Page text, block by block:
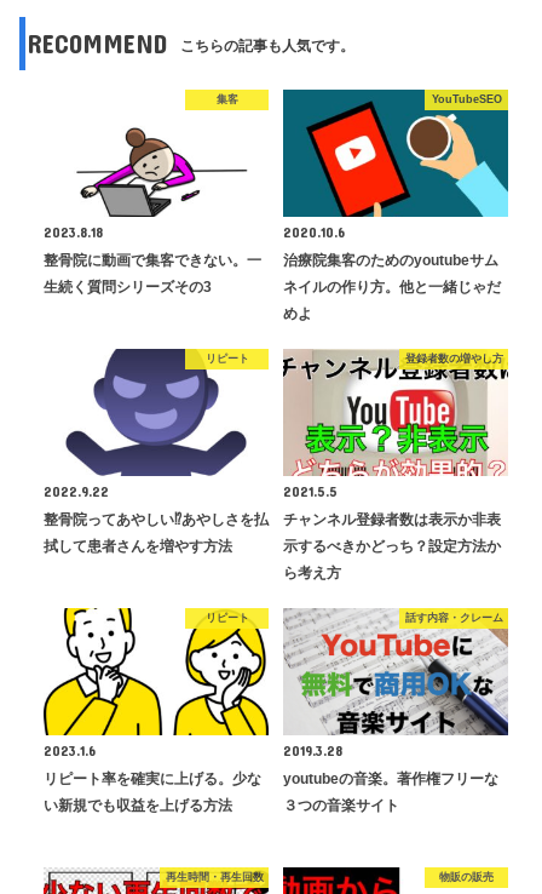
RECOMMEND こちらの記事も人気です。
集客
2023.8.18
整骨院に動画で集客できない。一
生続く質問シリーズその3
YouTubeSEO
2020.10.6
治療院集客のためのyoutubeサム
ネイルの作り方。他と一緒じゃだ
めよ
リピート
2022.9.22
整骨院ってあやしい⁉あやしさを払
拭して患者さんを増やす方法
登録者数の増やし方
2021.5.5
チャンネル登録者数は表示か非表
示するべきかどっち？設定方法か
ら考え方
リピート
2023.1.6
リピート率を確実に上げる。少な
い新規でも収益を上げる方法
話す内容・クレーム
2019.3.28
youtubeの音楽。著作権フリーな
３つの音楽サイト
再生時間・再生回数 物販の販売